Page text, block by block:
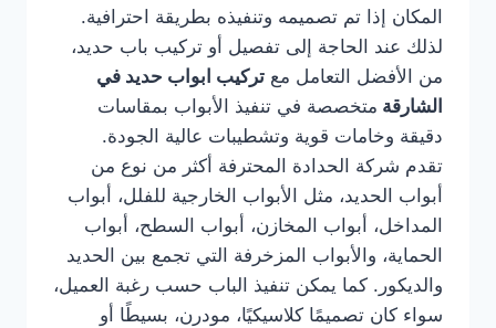
المكان إذا تم تصميمه وتنفيذه بطريقة احترافية.
لذلك عند الحاجة إلى تفصيل أو تركيب باب حديد،
من الأفضل التعامل مع تركيب ابواب حديد في
الشارقة متخصصة في تنفيذ الأبواب بمقاسات
دقيقة وخامات قوية وتشطيبات عالية الجودة.
تقدم شركة الحدادة المحترفة أكثر من نوع من
أبواب الحديد، مثل الأبواب الخارجية للفلل، أبواب
المداخل، أبواب المخازن، أبواب السطح، أبواب
الحماية، والأبواب المزخرفة التي تجمع بين الحديد
والديكور. كما يمكن تنفيذ الباب حسب رغبة العميل،
سواء كان تصميمًا كلاسيكيًا، مودرن، بسيطًا أو